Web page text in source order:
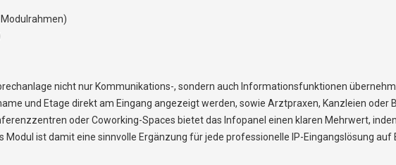
nicht nur Kommunikations-, sondern auch Informationsfunktionen
und Etage direkt am Eingang angezeigt werden, sowie Arztpraxen, Kanzleien oder
oder Coworking-Spaces bietet das Infopanel einen klaren Mehrwert,
ist damit eine sinnvolle Ergänzung für jede professionelle IP-Eingangslösung auf